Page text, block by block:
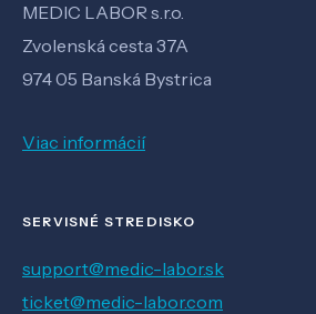
MEDIC LABOR s.r.o.
Zvolenská cesta 37A
974 05 Banská Bystrica
Viac informácií
SERVISNÉ STREDISKO
support@medic-labor.sk
ticket@medic-labor.com